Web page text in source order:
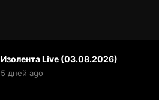
Изолента Live (03.08.2026)
5 дней ago